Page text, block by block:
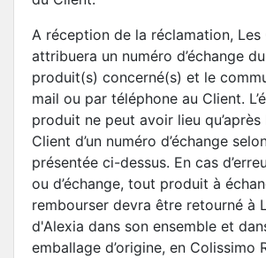
A réception de la réclamation, Les
attribuera un numéro d’échange
produit(s) concerné(s) et le
mail ou par téléphone au Client.
produit ne peut avoir lieu qu’après
Client d’un numéro d’échange
présentée ci-dessus. En cas
ou d’échange, tout produit à
rembourser devra être retourné à
d'Alexia dans son ensemble et
emballage d’origine, en Colissimo